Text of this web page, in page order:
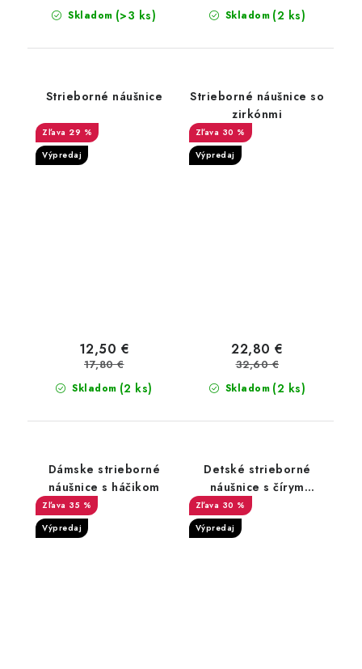
Skladom (>3 ks) Skladom (2 ks)
Strieborné náušnice
29 %
Výpredaj
Skladom (2 ks)
12,50 €
17,80 €
Strieborné náušnice so
zirkónmi
30 %
Výpredaj
Skladom (2 ks)
22,80 €
32,60 €
Dámske strieborné
náušnice s háčikom
35 %
Výpredaj
Detské strieborné
náušnice s čírym
zirkónom
30 %
Výpredaj